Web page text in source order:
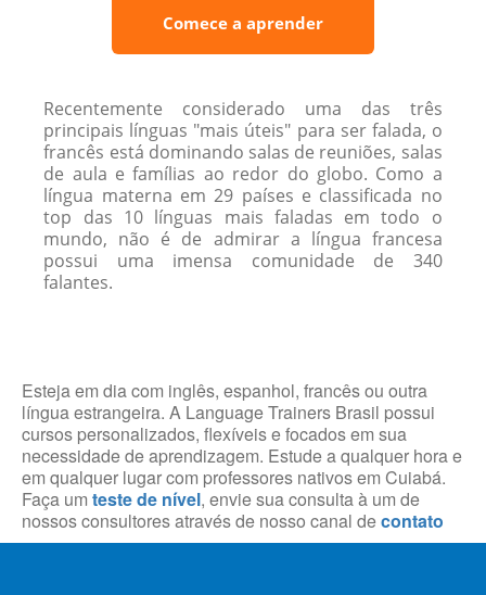
Comece a aprender
Recentemente considerado uma das três
principais línguas "mais úteis" para ser falada, o
francês está dominando salas de reuniões, salas
de aula e famílias ao redor do globo. Como a
língua materna em 29 países e classificada no
top das 10 línguas mais faladas em todo o
mundo, não é de admirar a língua francesa
possui uma imensa comunidade de 340
falantes.
Esteja em dia com inglês, espanhol, francês ou outra
língua estrangeira. A Language Trainers Brasil possui
cursos personalizados, flexíveis e focados em sua
necessidade de aprendizagem. Estude a qualquer hora e
em qualquer lugar com professores nativos em Cuiabá.
Faça um teste de nível, envie sua consulta à um de
nossos consultores através de nosso canal decontato